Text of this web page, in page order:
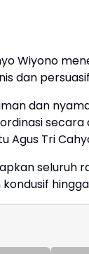
Wiyono
dan
dan
secara
Agus Tri
seluruh